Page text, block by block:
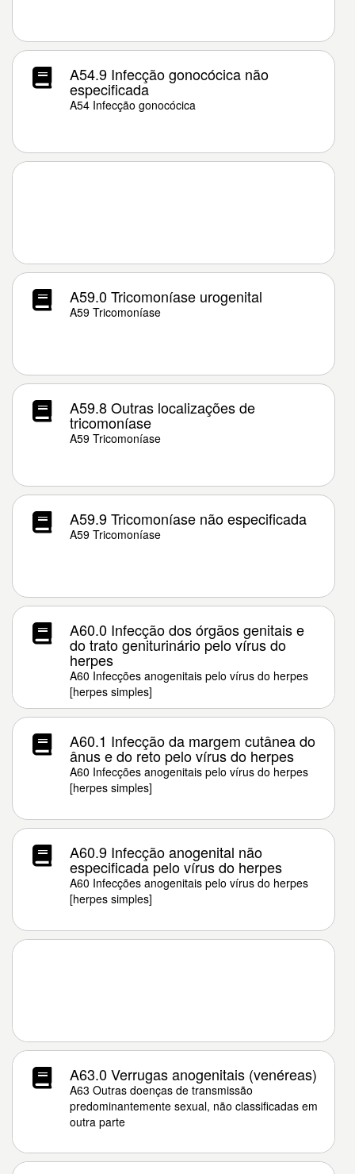
A54.9 Infecção gonocócica não
especificada
A54 Infecção gonocócica
A59.0 Tricomoníase urogenital
A59 Tricomoníase
A59.8 Outras localizações de
tricomoníase
A59 Tricomoníase
A59.9 Tricomoníase não especificada
A59 Tricomoníase
A60.0 Infecção dos órgãos genitais e
do trato geniturinário pelo vírus do
herpes
A60 Infecções anogenitais pelo vírus do herpes
[herpes simples]
A60.1 Infecção da margem cutânea do
ânus e do reto pelo vírus do herpes
A60 Infecções anogenitais pelo vírus do herpes
[herpes simples]
A60.9 Infecção anogenital não
especificada pelo vírus do herpes
A60 Infecções anogenitais pelo vírus do herpes
[herpes simples]
A63.0 Verrugas anogenitais (venéreas)
A63 Outras doenças de transmissão
predominantemente sexual, não classificadas em
outra parte